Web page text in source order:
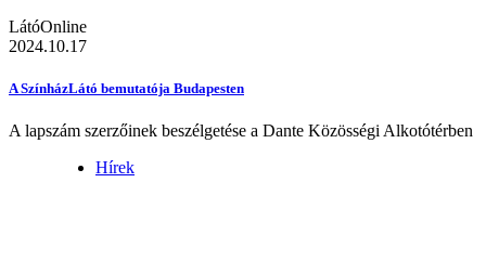
LátóOnline
2024.10.17
A SzínházLátó bemutatója Budapesten
A lapszám szerzőinek beszélgetése a Dante Közösségi Alkotótérben
Hírek